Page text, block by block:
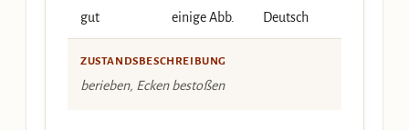
gut einige Abb. Deutsch
ZUSTANDSBESCHREIBUNG
berieben, Ecken bestoßen